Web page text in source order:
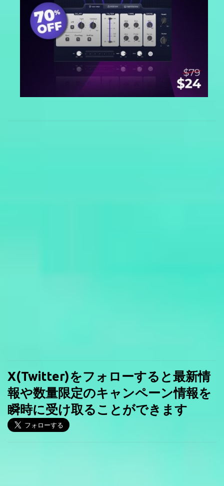
X(Twitter)をフォローすると最新情
報や数量限定のキャンペーン情報を
瞬時に受け取ることができます